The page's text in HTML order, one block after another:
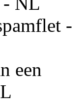
-
een